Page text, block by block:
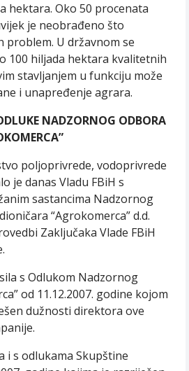
hektara. Oko 50 procenata
je neobrađeno što
problem. U državnom se
100 hiljada hektara kvalitetnih
stavljanjem u funkciju može
i unapređenje agrara.
NADZORNOG ODBORA
poljoprivrede, vodoprivrede
je danas Vladu FBiH s
sastancima Nadzornog
“Agrokomerca” d.d.
Zaključaka Vlade FBiH
s Odlukom Nadzornog
od 11.12.2007. godine kojom
dužnosti direktora ove
i s odlukama Skupštine